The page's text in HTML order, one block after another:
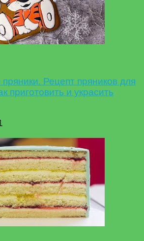
Рецепт пряников для
приготовить и украсить